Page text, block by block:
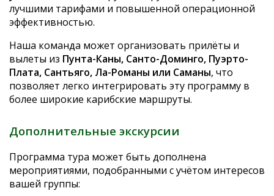
лучшими тарифами и повышенной операционной
эффективностью.
Наша команда может организовать прилёты и
вылеты из Пунта-Каны, Санто-Доминго, Пуэрто-
Плата, Сантьяго, Ла-Романы или Саманы, что
позволяет легко интегрировать эту программу в
более широкие карибские маршруты.
Дополнительные экскурсии
Программа тура может быть дополнена
мероприятиями, подобранными с учётом интересов
вашей группы: